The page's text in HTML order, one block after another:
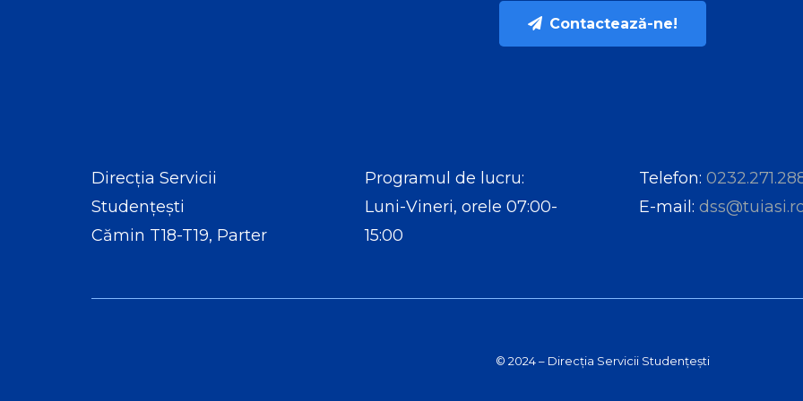
Contactează-ne!
Direcția Servicii
Studențești
Cămin T18-T19, Parter
Programul de lucru:
Luni-Vineri, orele 07:00-
15:00
Telefon:
E-mail:
© 2024 – Direcția Servicii Studențești